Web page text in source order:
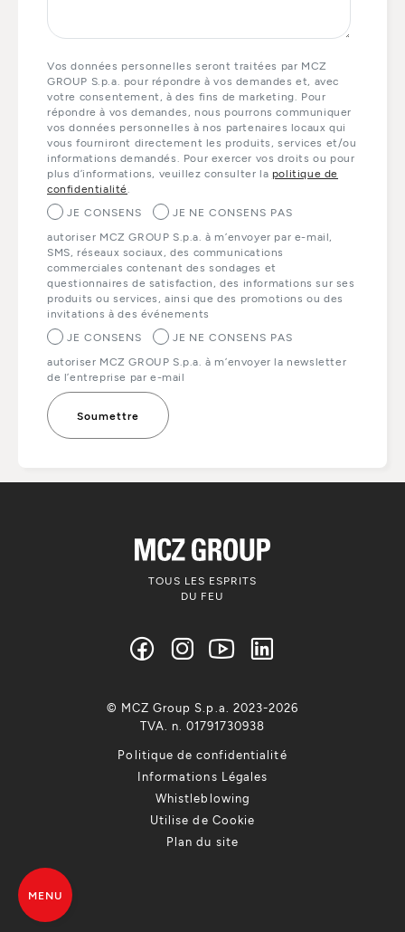
Vos données personnelles seront traitées par MCZ
GROUP S.p.a. pour répondre à vos demandes et, avec
votre consentement, à des fins de marketing. Pour
répondre à vos demandes, nous pourrons communiquer
vos données personnelles à nos partenaires locaux qui
vous fourniront directement les produits, services et/ou
informations demandés. Pour exercer vos droits ou pour
plus d’informations, veuillez consulter la politique de
confidentialité
JE CONSENS
JE NE CONSENS PAS
autoriser MCZ GROUP S.p.a. à m’envoyer par e-mail,
SMS, réseaux sociaux, des communications
commerciales contenant des sondages et
questionnaires de satisfaction, des informations sur ses
produits ou services, ainsi que des promotions ou des
invitations à des événements
JE CONSENS
JE NE CONSENS PAS
autoriser MCZ GROUP S.p.a. à m’envoyer la newsletter
de l’entreprise par e-mail
TOUS LES ESPRITS
DU FEU
Politique de confidentialité
Informations Légales
Whistleblowing
Utilise de Cookie
Plan du site
© MCZ Group S.p.a. 2023-2026
TVA. n. 01791730938
MENU